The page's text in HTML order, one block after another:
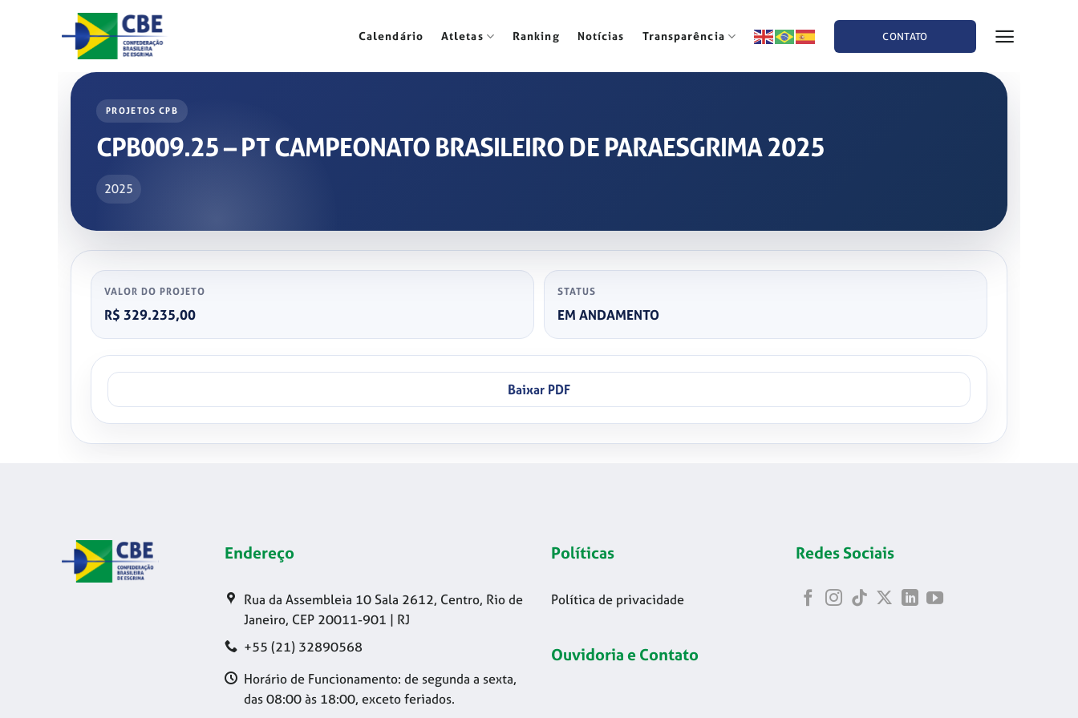
Calendário Atletas Ranking Notícias Transparência CONTATO
PROJETOS CPB
CPB009.25 – PT CAMPEONATO BRASILEIRO DE PARAESGRIMA 2025
2025
VALOR DO PROJETO
R$ 329.235,00
STATUS
EM ANDAMENTO
Baixar PDF
Endereço
Rua da Assembleia 10 Sala 2612, Centro, Rio de
Janeiro, CEP 20011-901 | RJ
+55 (21) 32890568
Horário de Funcionamento: de segunda a sexta,
das 08:00 às 18:00, exceto feriados.
Políticas
Política de privacidade
Ouvidoria e Contato
Redes Sociais